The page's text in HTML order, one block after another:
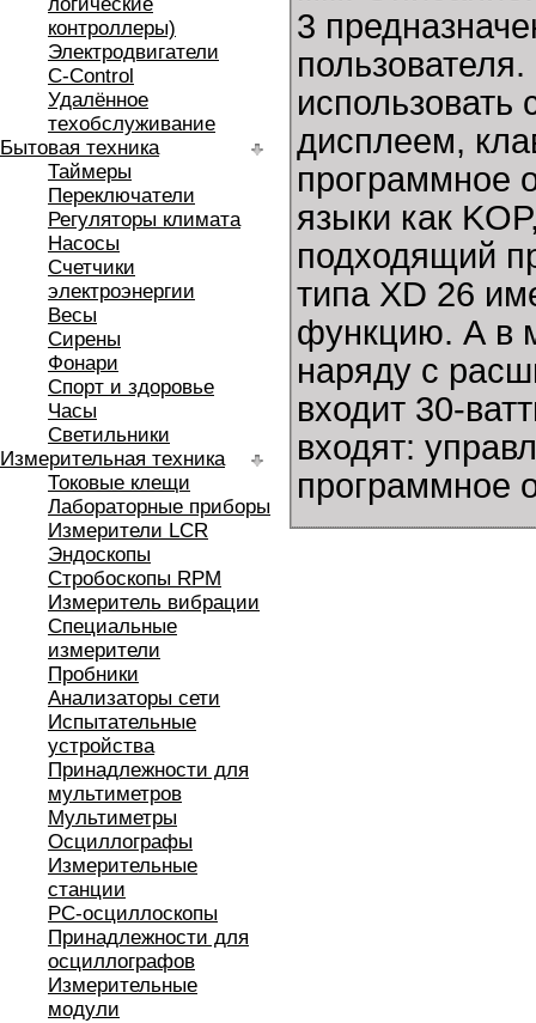
контроллеры)
Электродвигатели
C-Control
Удалённое
техобслуживание
Бытовая техника
Таймеры
Переключатели
Регуляторы климата
Насосы
Счетчики
электроэнергии
Весы
Сирены
Фонари
Спорт и здоровье
Часы
Светильники
Измерительная техника
Токовые клещи
Лабораторные приборы
Измерители LCR
Эндоскопы
Стробоскопы RPM
Измеритель вибрации
Специальные
измерители
Пробники
Анализаторы сети
Испытательные
устройства
Принадлежности для
мультиметров
Мультиметры
Осциллографы
Измерительные
станции
РС-осциллоскопы
Принадлежности для
осциллографов
Измерительные
модули
3
дисплеем,
программное
языки как
подходящий
типа XD 26
функцию. А в
наряду с
входит 30-
входят:
программное